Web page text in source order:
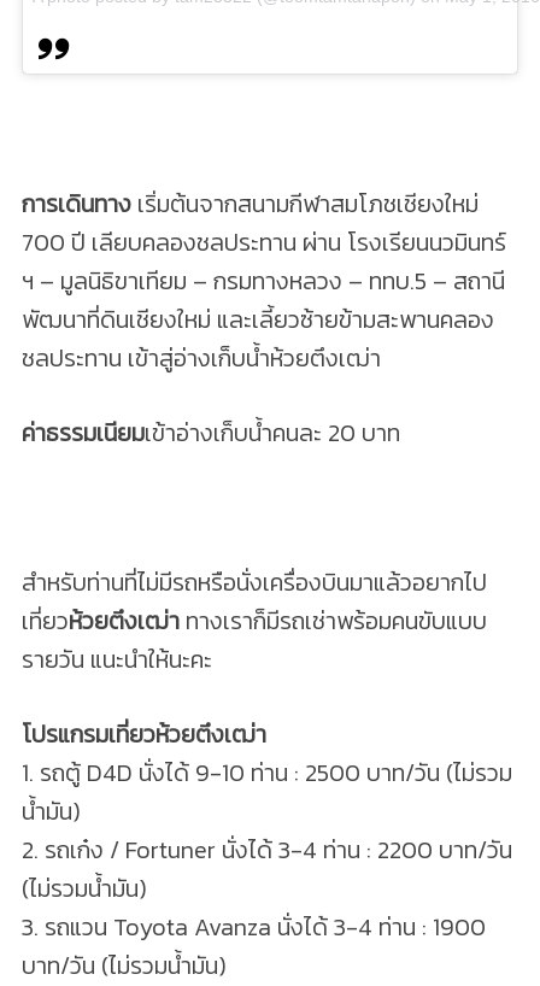
การเดินทางเริ่มต้นจากสนามกีฬาสมโภชเชียงใหม่
700 ปี เลียบคลองชลประทาน ผ่าน โรงเรียนนวมินทร์
ฯ – มูลนิธิขาเทียม – กรมทางหลวง – ททบ.5 – สถานี
พัฒนาที่ดินเชียงใหม่ และเลี้ยวซ้ายข้ามสะพานคลอง
ชลประทาน เข้าสู่อ่างเก็บน้ำห้วยตึงเฒ่า
ค่าธรรมเนียมเข้าอ่างเก็บน้ำคนละ 20 บาท
สำหรับท่านที่ไม่มีรถหรือนั่งเครื่องบินมาแล้วอยากไป
เที่ยวห้วยตึงเฒ่าทางเราก็มีรถเช่าพร้อมคนขับแบบ
รายวัน แนะนำให้นะคะ
โปรแกรมเที่ยวห้วยตึงเฒ่า
1. รถตู้ D4D นั่งได้ 9-10 ท่าน : 2500 บาท/วัน (ไม่รวม
น้ำมัน)
2. รถเก๋ง / Fortuner นั่งได้ 3-4 ท่าน : 2200 บาท/วัน
(ไม่รวมน้ำมัน)
3. รถแวน Toyota Avanza นั่งได้ 3-4 ท่าน : 1900
บาท/วัน (ไม่รวมน้ำมัน)